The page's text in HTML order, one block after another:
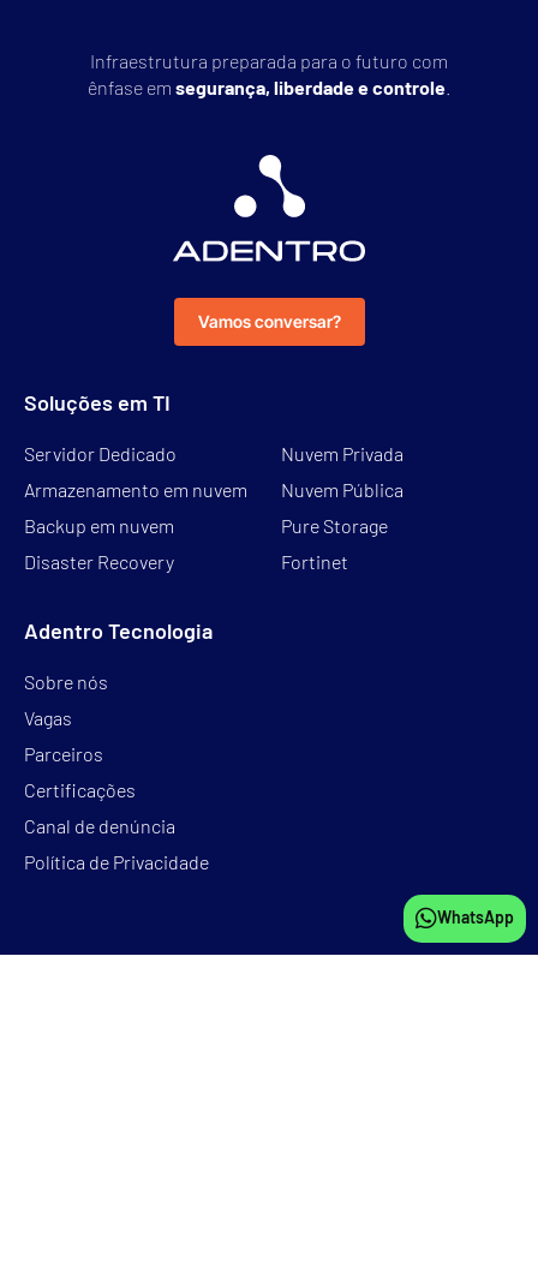
Soluções em TI
Servidor Dedicado
Armazenamento em nuvem
Backup em nuvem
Disaster Recovery
Nuvem Privada
Nuvem Pública
Pure Storage
Fortinet
Adentro Tecnologia
Sobre nós
Vagas
Parceiros
Certificações
Canal de denúncia
Política de Privacidade
Infraestrutura preparada para o futuro com
ênfase em segurança, liberdade e controle.
Vamos conversar?
WhatsApp